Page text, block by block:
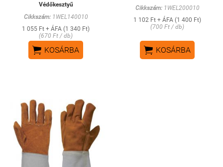
Védőkesztyű
Cikkszám:1WEL140010
1 055 Ft + ÁFA (1 340 Ft)
(670 Ft / db)
 KOSÁRBA
Cikkszám:1WEL200010
1 102 Ft + ÁFA (1 400 Ft)
(700 Ft / db)
 KOSÁRBA